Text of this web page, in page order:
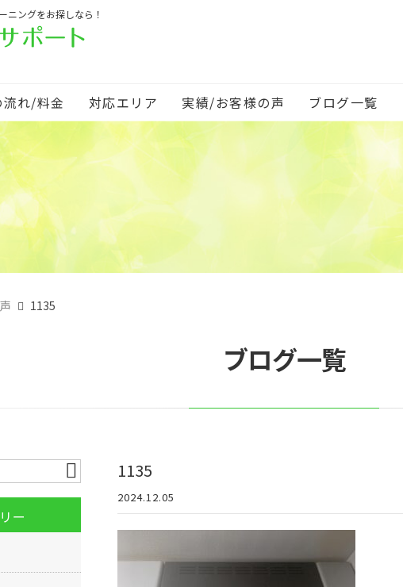
ニングをお探しなら！
流れ/料金 対応エリア 実績/お客様の声 ブログ一覧
1135
ブログ一覧
1135
2024.12.05
ー